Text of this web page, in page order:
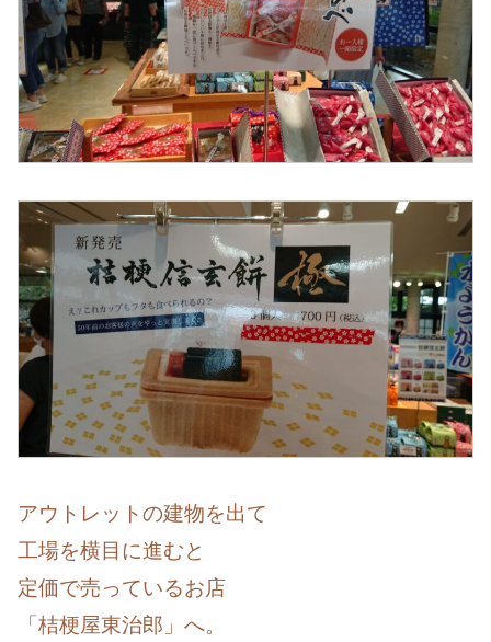
アウトレットの建物を出て
工場を横目に進むと
定価で売っているお店
「桔梗屋東治郎」へ。